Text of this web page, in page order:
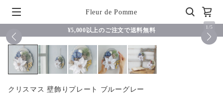
Fleur de Pomme
¥5,000以上のご注文で送料無料 1 /5
クリスマス 壁飾りプレート ブルーグレー